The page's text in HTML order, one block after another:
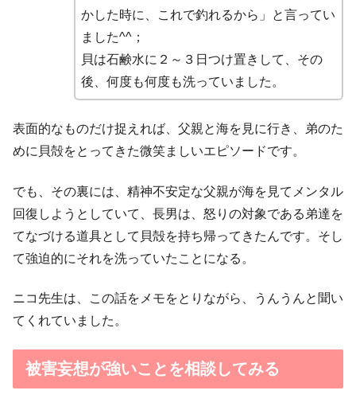
かした時に、これで釣れるから」と言ってい
ました^^；
貝は石鹸水に２～３日つけ置きして、その
後、何度も何度も洗っていました。
表面的なものだけ捉えれば、父親と海を見に行き、弟のた
めに貝殻をとってきた微笑ましいエピソードです。
でも、その裏には、精神不安定な父親が海を見てメンタル
回復しようとしていて、長男は、怒りの対象である弟達を
てなづける道具として貝殻を持ち帰ってきたんです。そし
て強迫的にそれを洗っていたことになる。
ニコ先生は、この話をメモをとりながら、うんうんと聞い
てくれていました。
被害妄想が強いことを相談してみる